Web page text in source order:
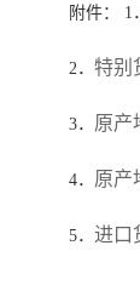
附件： 1．
2． 特别
3． 原产
4． 原产
5． 进口